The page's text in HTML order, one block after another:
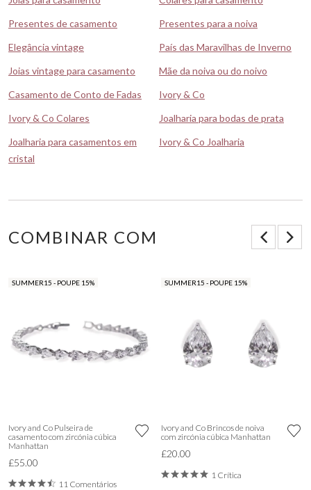
Presentes de casamento
Presentes para a noiva
Elegância vintage
País das Maravilhas de Inverno
Joias vintage para casamento
Mãe da noiva ou do noivo
Casamento de Conto de Fadas
Ivory & Co
Ivory & Co Colares
Joalharia para bodas de prata
Joalharia para casamentos em
cristal
Ivory & Co Joalharia
COMBINAR COM
SUMMER15 - POUPE 15%
Ivory and Co Pulseira de
casamento com zircónia cúbica
Manhattan
£55.00
11 Comentários
SUMMER15 - POUPE 15%
Ivory and Co Brincos de noiva
com zircónia cúbica Manhattan
£20.00
1 Crítica